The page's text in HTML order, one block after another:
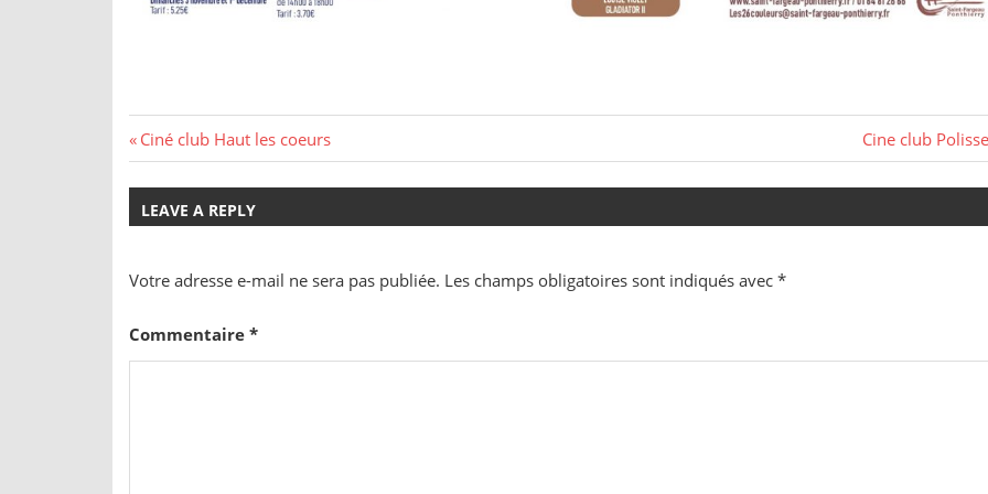
Navigation
de
l’article
Previous
Post:
Ciné club Haut les coeurs
Next
Post:
Cine club Polisse
LEAVE A REPLY
Votre adresse e-mail ne sera pas publiée. Les champs obligatoires sont indiqués avec *
Commentaire *